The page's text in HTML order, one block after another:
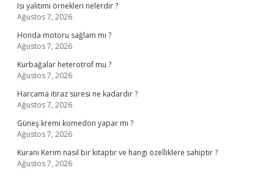
Isı yalıtımı örnekleri nelerdir ?
Ağustos 7, 2026
Honda motoru sağlam mı ?
Ağustos 7, 2026
Kurbağalar heterotrof mu ?
Ağustos 7, 2026
Harcama itiraz süresi ne kadardır ?
Ağustos 7, 2026
Güneş kremi komedon yapar mı ?
Ağustos 7, 2026
Kuranı Kerim nasıl bir kitaptır ve hangi özelliklere sahiptir ?
Ağustos 7, 2026